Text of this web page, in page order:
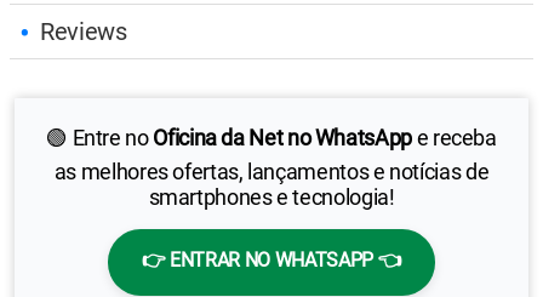
Reviews
🟢 Entre noOficina da Net no WhatsAppe receba
as melhores ofertas, lançamentos e notícias de
smartphones e tecnologia!
👉 ENTRAR NO WHATSAPP 👈